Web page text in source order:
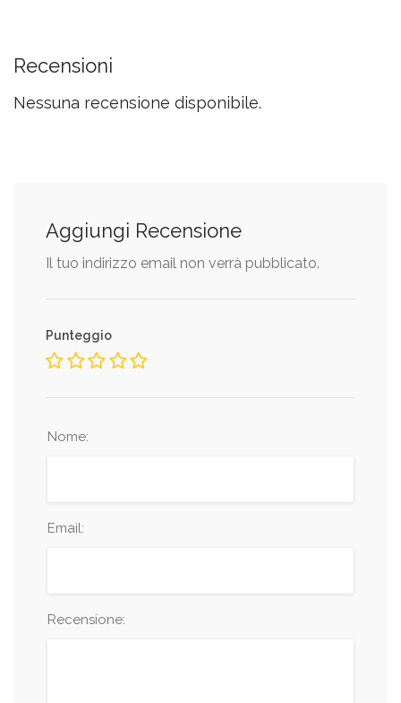
Recensioni
Nessuna recensione disponibile.
Aggiungi Recensione
Il tuo indirizzo email non verrà pubblicato.
Punteggio
Nome:
Email:
Recensione: